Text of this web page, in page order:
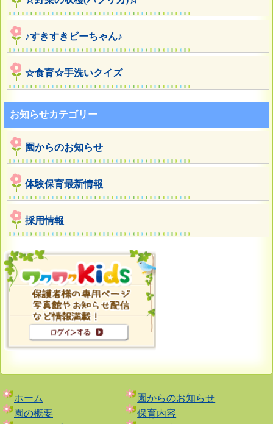
♪すきすきビーちゃん♪
☆食育☆手洗いクイズ
お知らせカテゴリー
園からのお知らせ
体験保育最新情報
採用情報
ホーム
園からのお知らせ
園の概要
保育内容